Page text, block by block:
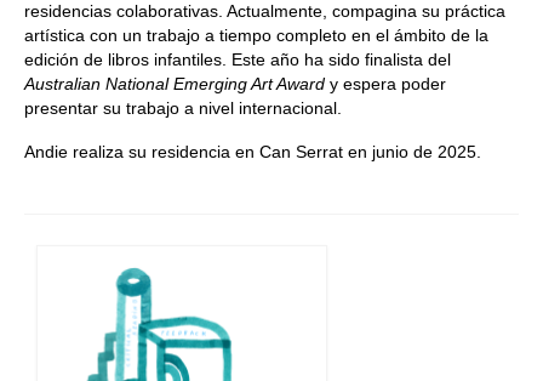
residencias colaborativas. Actualmente, compagina su práctica
artística con un trabajo a tiempo completo en el ámbito de la
edición de libros infantiles. Este año ha sido finalista del
Australian National Emerging Art Award y espera poder
presentar su trabajo a nivel internacional.
Andie realiza su residencia en Can Serrat en junio de 2025.